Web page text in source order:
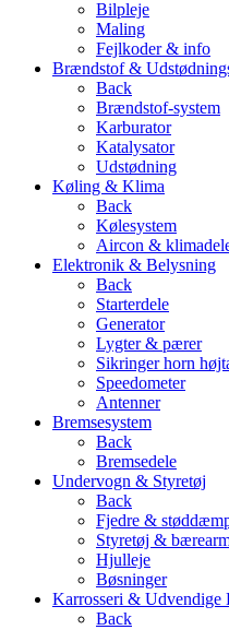
Bilpleje
Maling
Fejlkoder & info
Brændstof &
Back
Brændstof-system
Karburator
Katalysator
Udstødning
Køling & Klima
Back
Kølesystem
Aircon &
Elektronik & Belysning
Back
Starterdele
Generator
Lygter & pærer
Sikringer horn
Speedometer
Antenner
Bremsesystem
Back
Bremsedele
Undervogn & Styretøj
Back
Fjedre &
Styretøj &
Hjulleje
Bøsninger
Karrosseri & Udvendige
Back